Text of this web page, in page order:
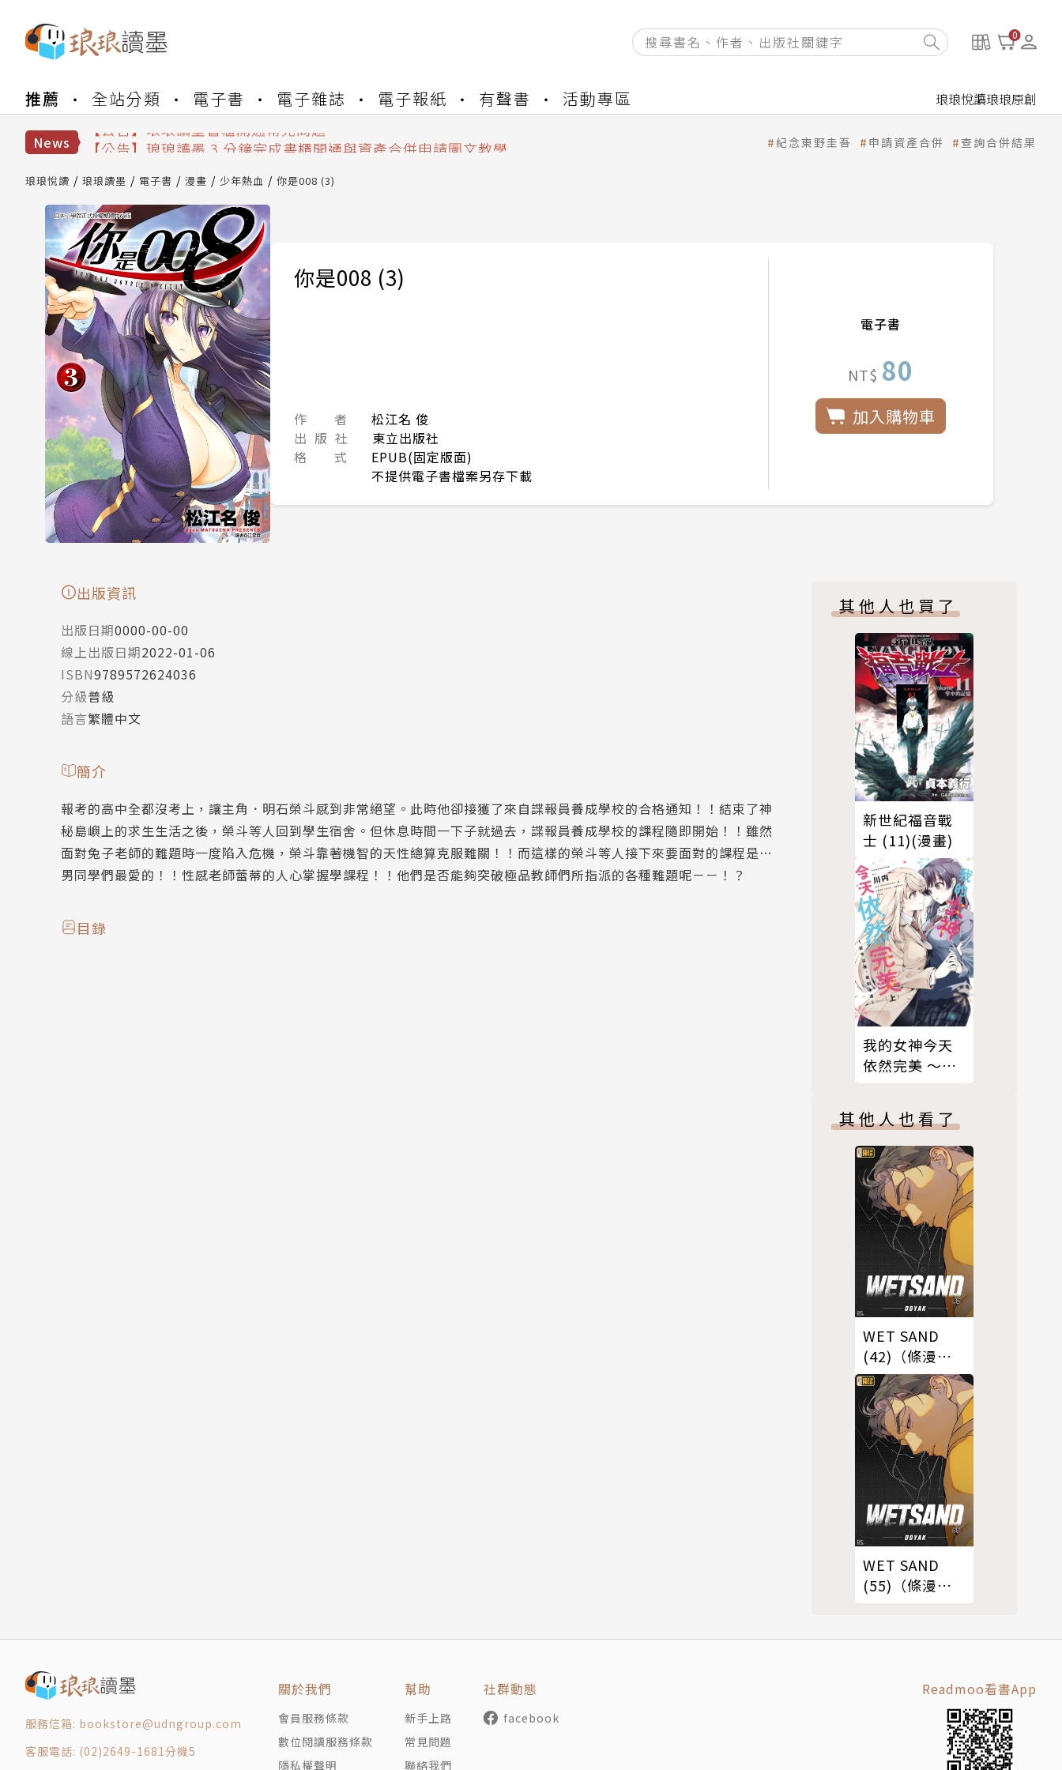
0
推薦 全站分類 電子書 電子雜誌 電子報紙 有聲書 活動專區 琅琅悅讀琅琅原創
News
【公告】琅琅讀墨數位閱讀資產合併與書櫃開通申請
【公告】琅琅讀墨 3 分鐘完成書櫃開通與資產合併申請圖文教學
【公告】琅琅讀墨數位閱讀資產合併與書櫃開通申請
紀念東野圭吾 申請資產合併 查詢合併結果
琅琅悅讀 琅琅讀墨 電子書 漫畫 少年熱血 你是008 (3)
你是008 (3)
作 者
松江名 俊
出 版 社
東立出版社
格 式
EPUB(固定版面)
不提供電子書檔案另存下載
電子書
NT$ 80
加入購物車
出版資訊
出版日期0000-00-00
線上出版日期2022-01-06
ISBN9789572624036
分級普級
語言繁體中文
簡介
報考的高中全都沒考上，讓主角．明石榮斗感到非常絕望。此時他卻接獲了來自諜報員養成學校的合格通知！！結束了神
秘島嶼上的求生生活之後，榮斗等人回到學生宿舍。但休息時間一下子就過去，諜報員養成學校的課程隨即開始！！雖然
面對兔子老師的難題時一度陷入危機，榮斗靠著機智的天性總算克服難關！！而這樣的榮斗等人接下來要面對的課程是…
男同學們最愛的！！性感老師蕾蒂的人心掌握學課程！！他們是否能夠突破極品教師們所指派的各種難題呢－－！？
目錄
其他人也買了
新世紀福音戰
士 (11)(漫畫)
我的女神今天
依然完美 ～從
其他人也看了
WET SAND
(42)（條漫
版）
WET SAND
(55)（條漫
服務信箱: bookstore@udngroup.com
客服電話: (02)2649-1681分機5
關於我們
會員服務條款
數位閱讀服務條款
隱私權聲明
幫助
新手上路
常見問題
聯絡我們
社群動態
facebook
Readmoo看書App